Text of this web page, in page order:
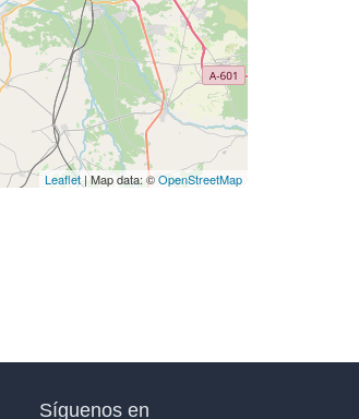
Leaflet | Map data: ©OpenStreetMap
Síguenos en